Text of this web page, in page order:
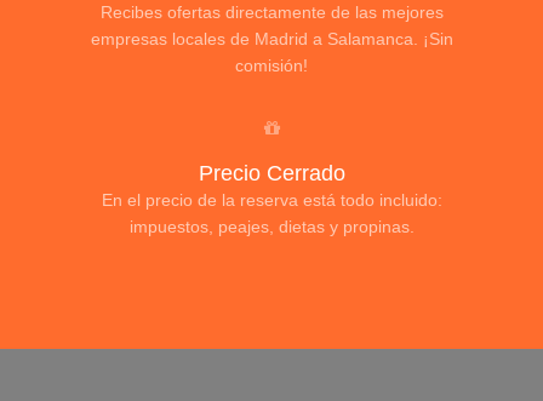
Recibes ofertas directamente de las mejores
empresas locales de Madrid a Salamanca. ¡Sin
comisión!
Precio Cerrado
En el precio de la reserva está todo incluido:
impuestos, peajes, dietas y propinas.